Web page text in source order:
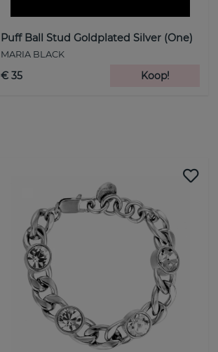
Puff Ball Stud Goldplated Silver (One)
MARIA BLACK
€ 35 Koop!